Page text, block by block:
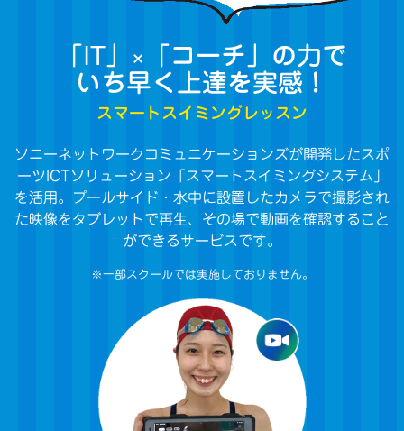
「IT」×「コーチ」の力で
いち早く上達を実感！
スマートスイミングレッスン
ソニーネットワークコミュニケーションズが開発したスポ
ーツICTソリューション「スマートスイミングシステム」
を活用。プールサイド・水中に設置したカメラで撮影され
た映像をタブレットで再生、その場で動画を確認すること
ができるサービスです。
※一部スクールでは実施しておりません。